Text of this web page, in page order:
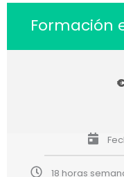
Formación
18 horas